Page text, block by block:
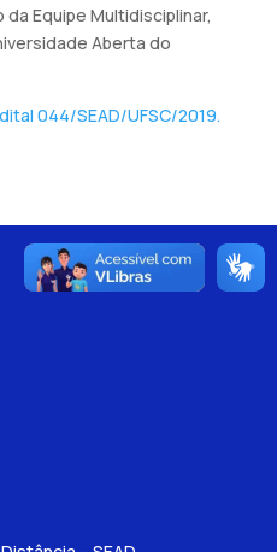
Equipe Multidisciplinar,
Aberta do
044/SEAD/UFSC/2019.